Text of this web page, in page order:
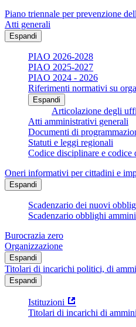
Piano triennale per prevenzione
Atti generali
Espandi
PIAO 2026-2028
PIAO 2025-2027
PIAO 2024 - 2026
Riferimenti normativi su
Espandi
Articolazione degli
Atti amministrativi generali
Documenti di
Statuti e leggi regionali
Codice disciplinare e codice
Oneri informativi per cittadini e
Espandi
Scadenzario dei nuovi
Scadenzario obblighi
Burocrazia zero
Organizzazione
Espandi
Titolari di incarichi politici, di
Espandi
Istituzioni
Titolari di incarichi di